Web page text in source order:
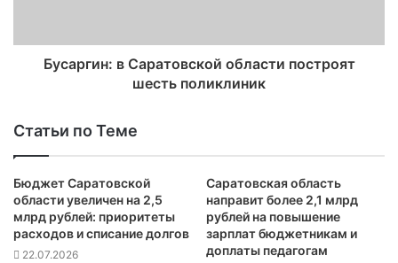
Бусаргин: в Саратовской области построят
шесть поликлиник
Статьи по Теме
Бюджет Саратовской
области увеличен на 2,5
млрд рублей: приоритеты
расходов и списание долгов
22.07.2026
Саратовская область
направит более 2,1 млрд
рублей на повышение
зарплат бюджетникам и
доплаты педагогам